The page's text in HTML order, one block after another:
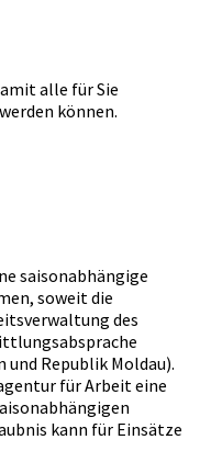
alle für Sie
können.
saisonabhängige
soweit die
des
Republik Moldau).
für Arbeit eine
kann für Einsätze